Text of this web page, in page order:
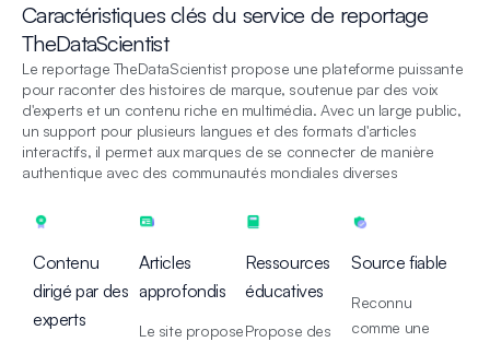
Caractéristiques clés du service de reportage
TheDataScientist
Le reportage TheDataScientist propose une plateforme puissante
pour raconter des histoires de marque, soutenue par des voix
d'experts et un contenu riche en multimédia. Avec un large public,
un support pour plusieurs langues et des formats d'articles
interactifs, il permet aux marques de se connecter de manière
authentique avec des communautés mondiales diverses
Contenu
dirigé par des
experts
Articles
approfondis
Le site propose
Ressources
éducatives
Propose des
Source fiable
Reconnu
comme une